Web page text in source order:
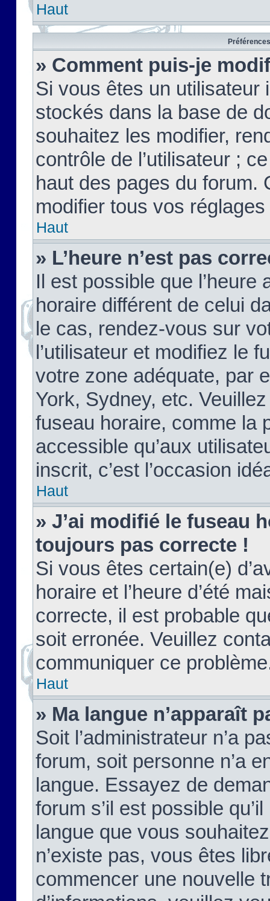
Haut
» Comment puis-je
Si vous êtes un
stockés dans la base de
souhaitez les modifier,
contrôle de l’utilisateur ;
haut des pages du forum.
modifier tous vos
Haut
» L’heure n’est pas
Il est possible que
horaire différent de celui
le cas, rendez-vous sur
l’utilisateur et modifiez le
votre zone adéquate, par
York, Sydney, etc.
fuseau horaire, comme la
accessible qu’aux
inscrit, c’est l’occasion
Haut
» J’ai modifié le fuseau
toujours pas correcte !
Si vous êtes certain(e)
horaire et l’heure d’été
correcte, il est probable
soit erronée. Veuillez
communiquer ce
Haut
» Ma langue n’apparaît
Soit l’administrateur n’a
forum, soit personne n’a
langue. Essayez de
forum s’il est possible
langue que vous
n’existe pas, vous êtes
commencer une nouvelle